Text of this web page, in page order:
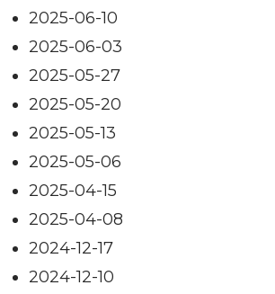
2025-06-10
2025-06-03
2025-05-27
2025-05-20
2025-05-13
2025-05-06
2025-04-15
2025-04-08
2024-12-17
2024-12-10